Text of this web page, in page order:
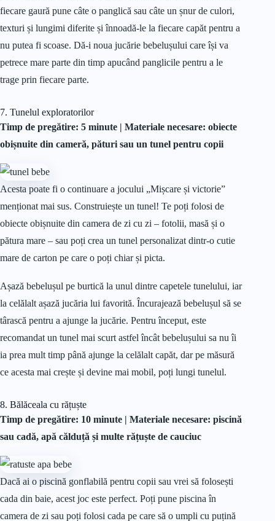
fiecare gaură pune câte o panglică sau câte un șnur de culori,
texturi și lungimi diferite și înnoadă-le la fiecare capăt pentru a
nu putea fi scoase. Dă-i noua jucărie bebelușului care își va
petrece mare parte din timp apucând panglicile pentru a le
trage prin fiecare parte.
7. Tunelul exploratorilor
Timp de pregătire: 5 minute | Materiale necesare: obiecte
obișnuite din cameră, pături sau un tunel pentru copii
Acesta poate fi o continuare a jocului „Mișcare și victorie”
menționat mai sus. Construiește un tunel! Te poți folosi de
obiecte obișnuite din camera de zi cu zi – fotolii, masă și o
pătura mare – sau poți crea un tunel personalizat dintr-o cutie
mare de carton pe care o poți chiar și picta.
Așază bebelușul pe burtică la unul dintre capetele tunelului, iar
la celălalt așază jucăria lui favorită. Încurajează bebelușul să se
târască pentru a ajunge la jucărie. Pentru început, este
recomandat un tunel mai scurt astfel încât bebelușului sa nu îi
ia prea mult timp până ajunge la celălalt capăt, dar pe măsură
ce acesta mai crește și devine mai mobil, poți lungi tunelul.
8. Bălăceala cu rățuște
Timp de pregătire: 10 minute | Materiale necesare: piscină
sau cadă, apă călduță și multe rățuște de cauciuc
Dacă ai o piscină gonflabilă pentru copii sau vrei să folosești
cada din baie, acest joc este perfect. Poți pune piscina în
camera de zi sau poți folosi cada pe care să o umpli cu puțină